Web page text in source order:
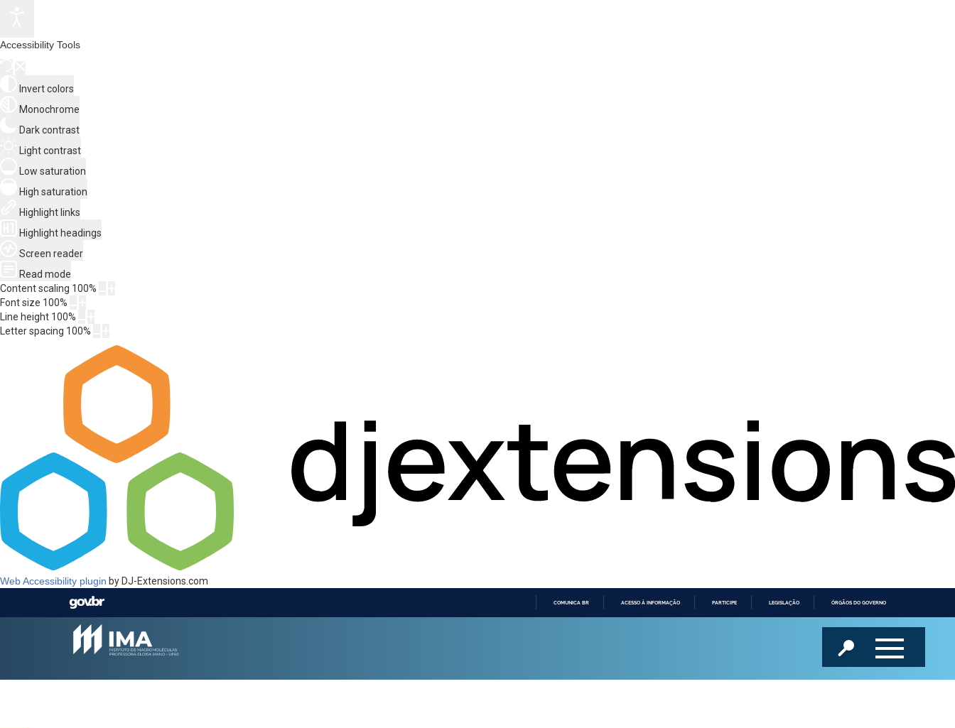
Accessibility Tools
Invert colors
Monochrome
Dark contrast
Light contrast
Low saturation
High saturation
Highlight links
Highlight headings
Screen reader
Read mode
Content scaling 100%
Font size 100%
Line height 100%
Letter spacing 100%
Web Accessibility plugin by DJ-Extensions.com
COMUNICA BR ACESSO À INFORMAÇÃO PARTICIPE LEGISLAÇÃO ÓRGÃOS DO GOVERNO